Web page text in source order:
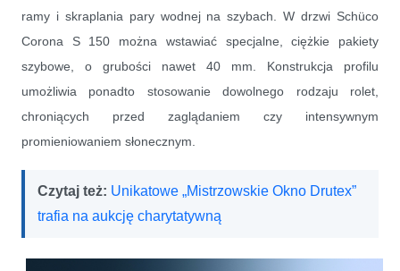
ramy i skraplania pary wodnej na szybach. W drzwi Schüco
Corona S 150 można wstawiać specjalne, ciężkie pakiety
szybowe, o grubości nawet 40 mm. Konstrukcja profilu
umożliwia ponadto stosowanie dowolnego rodzaju rolet,
chroniących przed zaglądaniem czy intensywnym
promieniowaniem słonecznym.
Czytaj też: Unikatowe „Mistrzowskie Okno Drutex”
trafia na aukcję charytatywną